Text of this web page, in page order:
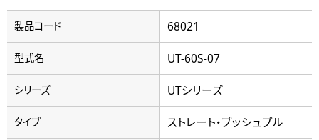
製品コード 68021
型式名 UT-60S-07
シリーズ UTシリーズ
タイプ ストレート・プッシュプル